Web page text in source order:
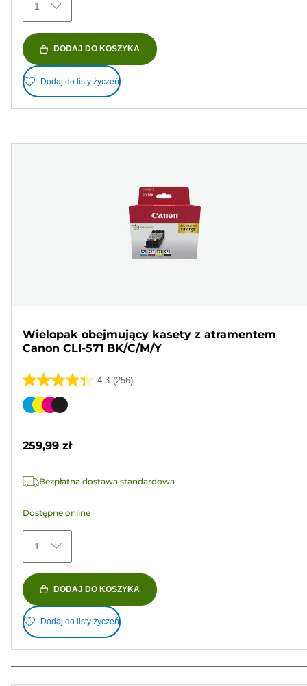
1
DODAJ DO KOSZYKA
Dodaj do listy życzeń
Wielopak obejmujący kasety z atramentem
Canon CLI-571 BK/C/M/Y
4.3 (256)
4.3
na
256
Wkład
259,99 zł
Bezpłatna dostawa standardowa
Dostępne online
1
DODAJ DO KOSZYKA
Dodaj do listy życzeń